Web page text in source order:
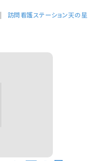
| 訪問看護ステーション天の星